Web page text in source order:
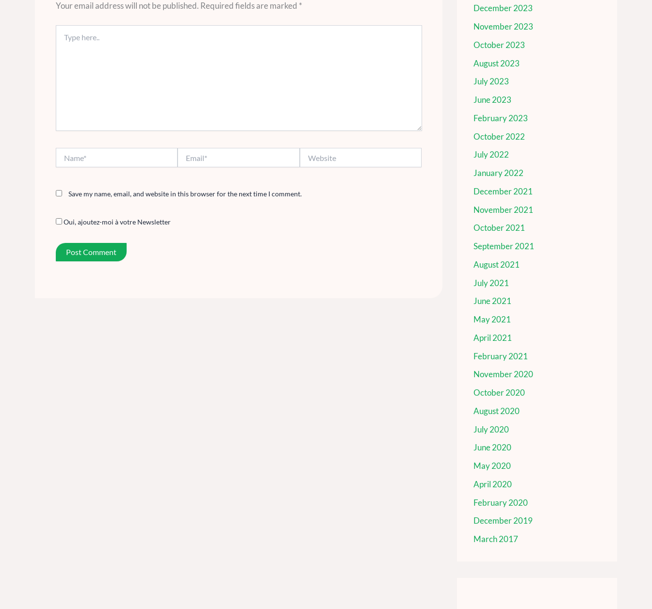
Your email address will not be published. Required fields are marked *
here..
Save my name, email, and website in this browser for the next time I comment.
Oui, ajoutez-moi à votre Newsletter
December 2023
November 2023
October 2023
August 2023
July 2023
June 2023
February 2023
October 2022
July 2022
January 2022
December 2021
November 2021
October 2021
September 2021
August 2021
July 2021
June 2021
May 2021
April 2021
February 2021
November 2020
October 2020
August 2020
July 2020
June 2020
May 2020
April 2020
February 2020
December 2019
March 2017